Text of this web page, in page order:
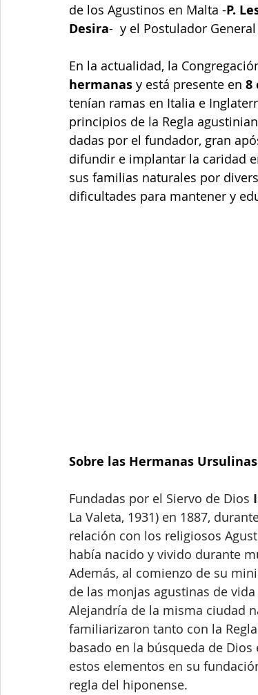
de los Agustinos en Malta -P.
Desira-  y el Postulador
En la actualidad, la
hermanas y está presente en 8
tenían ramas en Italia e
principios de la Regla
dadas por el fundador, gran
difundir e implantar la caridad
sus familias naturales por
dificultades para mantener y
Sobre las Hermanas
Fundadas por el Siervo de Dios
La Valeta, 1931) en 1887,
relación con los religiosos
había nacido y vivido durante
Además, al comienzo de su
de las monjas agustinas de
Alejandría de la misma ciudad
familiarizaron tanto con la
basado en la búsqueda de
estos elementos en su
regla del hiponense.